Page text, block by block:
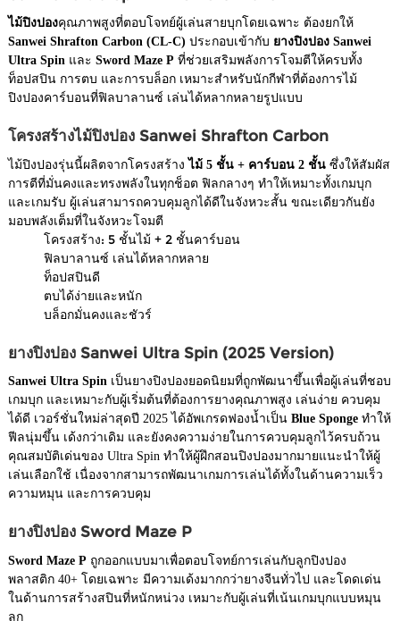
ไม้ปิงปองคุณภาพสูงที่ตอบโจทย์ผู้เล่นสายบุกโดยเฉพาะ ต้องยกให้
Sanwei Shrafton Carbon (CL-C) ประกอบเข้ากับ ยางปิงปอง Sanwei
Ultra Spin และ Sword Maze P ที่ช่วยเสริมพลังการโจมตีให้ครบทั้ง
ท็อปสปิน การตบ และการบล็อก เหมาะสำหรับนักกีฬาที่ต้องการไม้
ปิงปองคาร์บอนที่ฟิลบาลานซ์ เล่นได้หลากหลายรูปแบบ
โครงสร้างไม้ปิงปอง Sanwei Shrafton Carbon
ไม้ปิงปองรุ่นนี้ผลิตจากโครงสร้างไม้ 5 ชั้น + คาร์บอน 2 ชั้น ซึ่งให้สัมผัส
การตีที่มั่นคงและทรงพลังในทุกช็อต ฟิลกลางๆ ทำให้เหมาะทั้งเกมบุก
และเกมรับ ผู้เล่นสามารถควบคุมลูกได้ดีในจังหวะสั้น ขณะเดียวกันยัง
มอบพลังเต็มที่ในจังหวะโจมตี
โครงสร้าง: 5 ชั้นไม้ + 2 ชั้นคาร์บอน
ฟิลบาลานซ์ เล่นได้หลากหลาย
ท็อปสปินดี
ตบได้ง่ายและหนัก
บล็อกมั่นคงและชัวร์
ยางปิงปอง Sanwei Ultra Spin (2025 Version)
Sanwei Ultra Spin เป็นยางปิงปองยอดนิยมที่ถูกพัฒนาขึ้นเพื่อผู้เล่นที่ชอบ
เกมบุก และเหมาะกับผู้เริ่มต้นที่ต้องการยางคุณภาพสูง เล่นง่าย ควบคุม
ได้ดี เวอร์ชั่นใหม่ล่าสุดปี 2025 ได้อัพเกรดฟองน้ำเป็น Blue Sponge ทำให้
ฟีลนุ่มขึ้น เด้งกว่าเดิม และยังคงความง่ายในการควบคุมลูกไว้ครบถ้วน
คุณสมบัติเด่นของ Ultra Spin ทำให้ผู้ฝึกสอนปิงปองมากมายแนะนำให้ผู้
เล่นเลือกใช้ เนื่องจากสามารถพัฒนาเกมการเล่นได้ทั้งในด้านความเร็ว
ความหมุน และการควบคุม
ยางปิงปอง Sword Maze P
Sword Maze P ถูกออกแบบมาเพื่อตอบโจทย์การเล่นกับลูกปิงปอง
พลาสติก 40+ โดยเฉพาะ มีความเด้งมากกว่ายางจีนทั่วไป และโดดเด่น
ในด้านการสร้างสปินที่หนักหน่วง เหมาะกับผู้เล่นที่เน้นเกมบุกแบบหมุน
ลูก